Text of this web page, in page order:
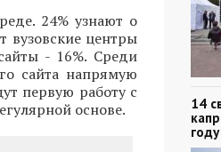
24% узнают о
вузовские центры
- 16%. Среди
сайта напрямую
первую работу с
основе.
14
году